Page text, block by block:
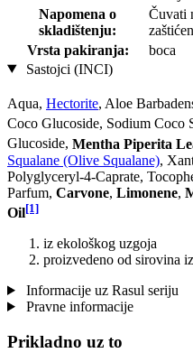
Napomena o
skladištenju:
Čuvati
Vrsta pakiranja:
boca
Sastojci (INCI)
Aqua, Hectorite, Aloe
Coco Glucoside, Sodium Coco­
Glucoside, Mentha Piperita
Squalane (Olive Squalane),
Polyglyceryl-4-Caprate,
Parfum, Carvone, Limonene,
Oil[1]
iz ekološkog uzgoja
proizvedeno od sirovina
Informacije uz Rasul seriju
Pravne informacije
Prikladno uz to